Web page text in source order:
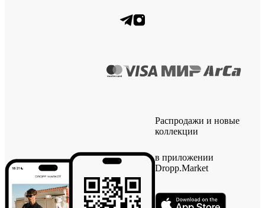
Распродажи и новые
коллекции
в приложении
Dropp.Market